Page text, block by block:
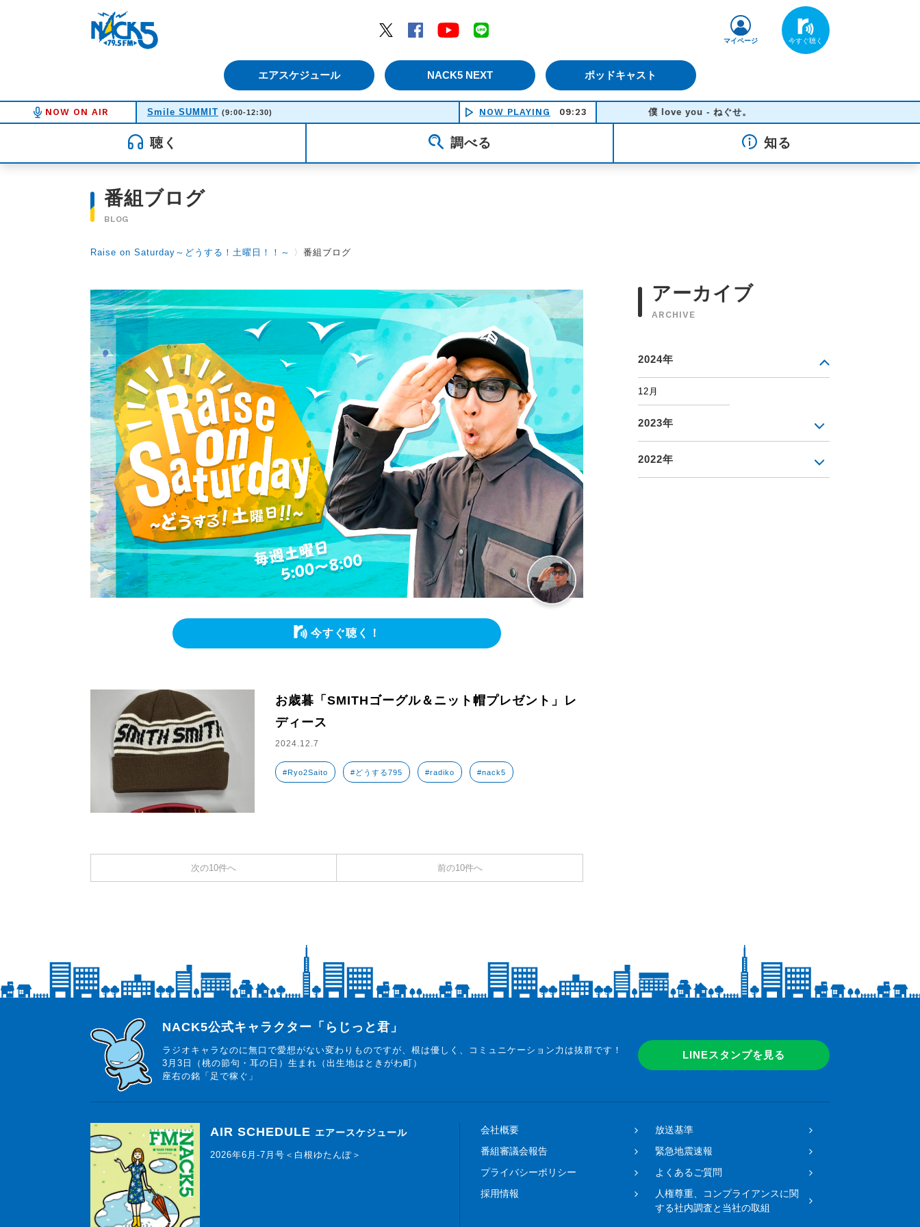
Twitter
Facebook YouTube
エアスケジュール NACK5 NEXT ポッドキャスト
マイページ
NOW ON AIR Smile SUMMIT (9:00-12:30) NOW PLAYING 09:23 僕 love you - ねぐせ。
聴く 調べる 知る
番組ブログ
BLOG
Raise on Saturday～どうする！土曜日！！～ 〉 番組ブログ
今すぐ聴く！
お歳暮「SMITHゴーグル＆ニット帽プレゼント」レ
ディース
2024.12.7
#Ryo2Saito #どうする795 #radiko #nack5
次の10件へ 前の10件へ
アーカイブ
ARCHIVE
2024年
12月
2023年
2022年
らじっと君
NACK5公式キャラクター「らじっと君」
ラジオキャラなのに無口で愛想がない変わりものですが、根は優しく、コミュニケーション力は抜群です！
3月3日（桃の節句・耳の日）生まれ（出生地はときがわ町）
座右の銘「足で稼ぐ」
LINEスタンプを見る
AIR SCHEDULE エアースケジュール
2026年6月-7月号＜白根ゆたんぽ＞
会社概要
放送基準
番組審議会報告
緊急地震速報
プライバシーポリシー
よくあるご質問
採用情報
人権尊重、コンプライアンスに関
する社内調査と当社の取組